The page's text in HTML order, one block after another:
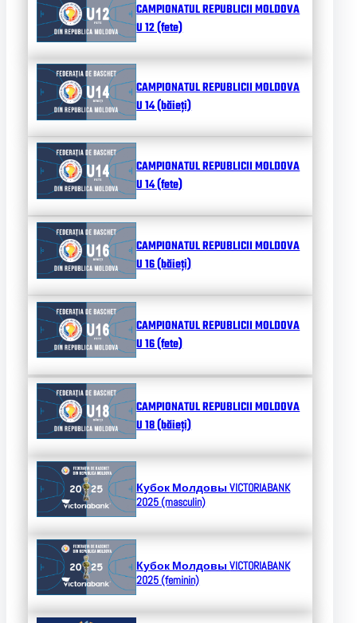
CAMPIONATUL REPUBLICII MOLDOVA
U 12 (fete)
CAMPIONATUL REPUBLICII MOLDOVA
U 14 (băieți)
CAMPIONATUL REPUBLICII MOLDOVA
U 14 (fete)
CAMPIONATUL REPUBLICII MOLDOVA
U 16 (băieți)
CAMPIONATUL REPUBLICII MOLDOVA
U 16 (fete)
CAMPIONATUL REPUBLICII MOLDOVA
U 18 (băieți)
Кубок МолдовыVICTORIABANK
2025 (masculin)
Кубок МолдовыVICTORIABANK
2025 (feminin)